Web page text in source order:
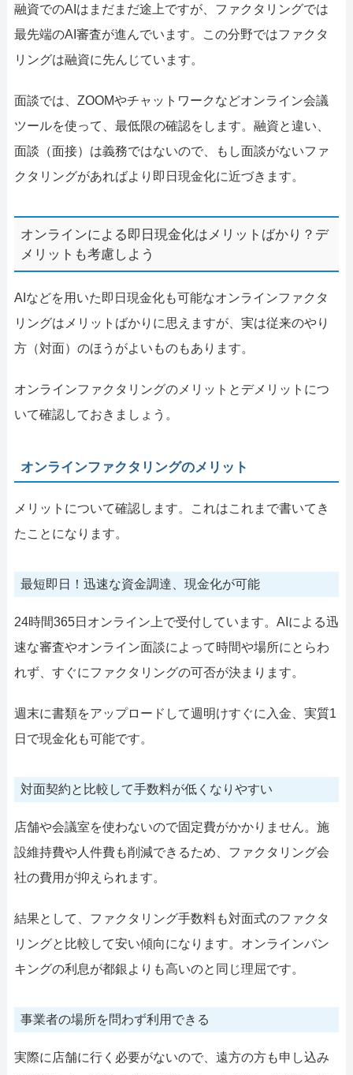
融資でのAIはまだまだ途上ですが、ファクタリングでは
最先端のAI審査が進んでいます。この分野ではファクタ
リングは融資に先んじています。
面談では、ZOOMやチャットワークなどオンライン会議
ツールを使って、最低限の確認をします。融資と違い、
面談（面接）は義務ではないので、もし面談がないファ
クタリングがあればより即日現金化に近づきます。
オンラインによる即日現金化はメリットばかり？デ
メリットも考慮しよう
AIなどを用いた即日現金化も可能なオンラインファクタ
リングはメリットばかりに思えますが、実は従来のやり
方（対面）のほうがよいものもあります。
オンラインファクタリングのメリットとデメリットにつ
いて確認しておきましょう。
オンラインファクタリングのメリット
メリットについて確認します。これはこれまで書いてき
たことになります。
最短即日！迅速な資金調達、現金化が可能
24時間365日オンライン上で受付しています。AIによる迅
速な審査やオンライン面談によって時間や場所にとらわ
れず、すぐにファクタリングの可否が決まります。
週末に書類をアップロードして週明けすぐに入金、実質1
日で現金化も可能です。
対面契約と比較して手数料が低くなりやすい
店舗や会議室を使わないので固定費がかかりません。施
設維持費や人件費も削減できるため、ファクタリング会
社の費用が抑えられます。
結果として、ファクタリング手数料も対面式のファクタ
リングと比較して安い傾向になります。オンラインバン
キングの利息が都銀よりも高いのと同じ理屈です。
事業者の場所を問わず利用できる
実際に店舗に行く必要がないので、遠方の方も申し込み